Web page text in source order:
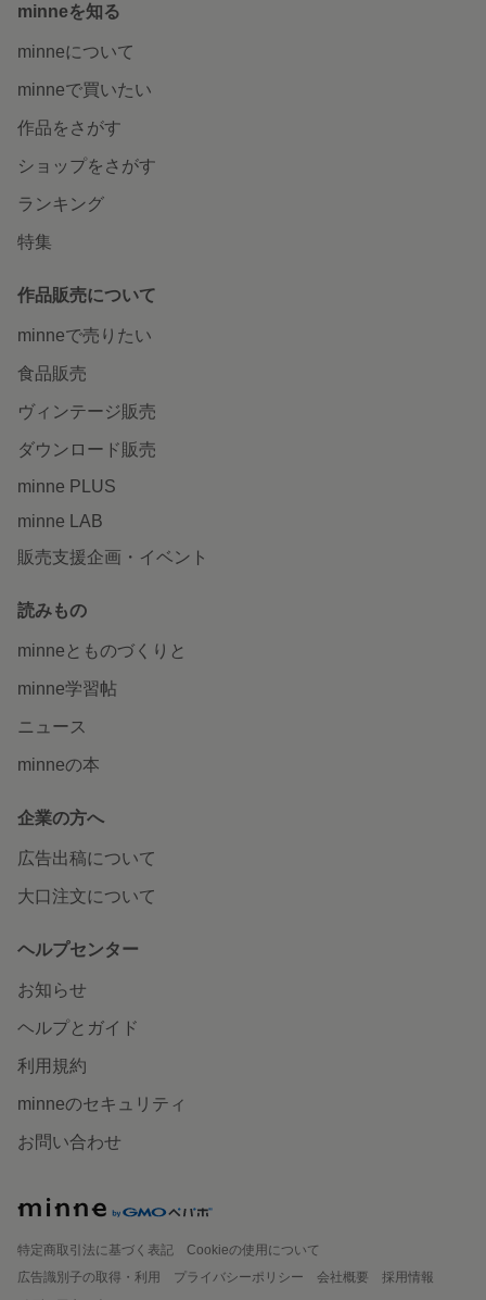
minneを知る
minneについて
minneで買いたい
作品をさがす
ショップをさがす
ランキング
特集
作品販売について
minneで売りたい
食品販売
ヴィンテージ販売
ダウンロード販売
minne PLUS
minne LAB
販売支援企画・イベント
読みもの
minneとものづくりと
minne学習帖
ニュース
minneの本
企業の方へ
広告出稿について
大口注文について
ヘルプセンター
お知らせ
ヘルプとガイド
利用規約
minneのセキュリティ
お問い合わせ
特定商取引法に基づく表記
Cookieの使用について
広告識別子の取得・利用
プライバシーポリシー 会社概要
採用情報